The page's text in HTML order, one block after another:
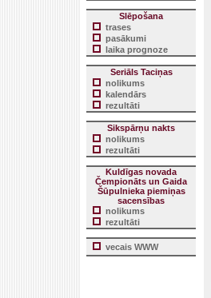
Slēpošana
trases
pasākumi
laika prognoze
Seriāls Taciņas
nolikums
kalendārs
rezultāti
Sikspārņu nakts
nolikums
rezultāti
Kuldīgas novada
Čempionāts un Gaida
Šūpulnieka piemiņas
sacensības
nolikums
rezultāti
vecais WWW